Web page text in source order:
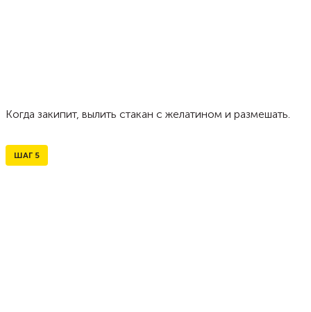
Когда закипит, вылить стакан с желатином и размешать.
ШАГ 5